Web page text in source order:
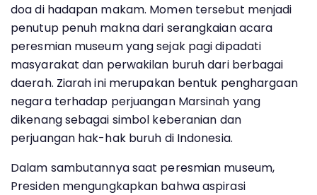
doa di hadapan makam. Momen tersebut menjadi
penutup penuh makna dari serangkaian acara
peresmian museum yang sejak pagi dipadati
masyarakat dan perwakilan buruh dari berbagai
daerah. Ziarah ini merupakan bentuk penghargaan
negara terhadap perjuangan Marsinah yang
dikenang sebagai simbol keberanian dan
perjuangan hak-hak buruh di Indonesia.
Dalam sambutannya saat peresmian museum,
Presiden mengungkapkan bahwa aspirasi